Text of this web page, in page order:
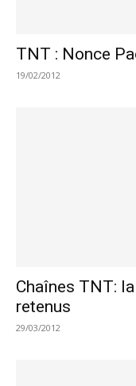
TNT : Nonce
19/02/2012
Chaînes TNT:
retenus
29/03/2012